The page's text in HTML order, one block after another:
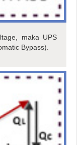
maka UPS
Bypass).